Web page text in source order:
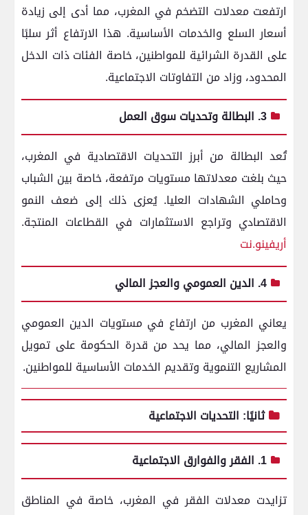
ارتفعت معدلات التضخم في المغرب، مما أدى إلى زيادة
أسعار السلع والخدمات الأساسية. هذا الارتفاع أثر سلبًا
على القدرة الشرائية للمواطنين، خاصة الفئات ذات الدخل
المحدود، وزاد من التفاوتات الاجتماعية.
3. البطالة وتحديات سوق العمل
تُعد البطالة من أبرز التحديات الاقتصادية في المغرب،
حيث بلغت معدلاتها مستويات مرتفعة، خاصة بين الشباب
وحاملي الشهادات العليا. يُعزى ذلك إلى ضعف النمو
الاقتصادي وتراجع الاستثمارات في القطاعات المنتجة.
أريفينو.نت
4. الدين العمومي والعجز المالي
يعاني المغرب من ارتفاع في مستويات الدين العمومي
والعجز المالي، مما يحد من قدرة الحكومة على تمويل
المشاريع التنموية وتقديم الخدمات الأساسية للمواطنين.
ثانيًا: التحديات الاجتماعية
1. الفقر والفوارق الاجتماعية
تزايدت معدلات الفقر في المغرب، خاصة في المناطق